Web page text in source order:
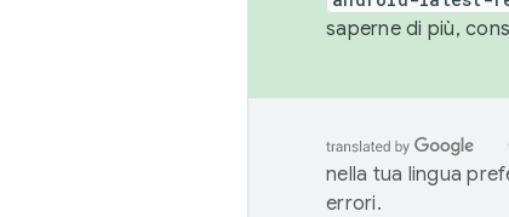
saperne di più,
nella tua lingua
errori.